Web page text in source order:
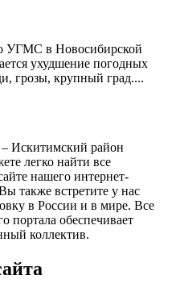
УГМС в Новосибирской
ухудшение погодных
грозы, крупный град....
Искитимский район
легко найти все
нашего интернет-
также встретите у нас
в России и в мире. Все
портала обеспечивает
коллектив.